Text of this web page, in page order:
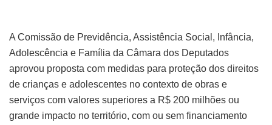
A Comissão de Previdência, Assistência Social, Infância,
Adolescência e Família da Câmara dos Deputados
aprovou proposta com medidas para proteção dos direitos
de crianças e adolescentes no contexto de obras e
serviços com valores superiores a R$ 200 milhões ou
grande impacto no território, com ou sem financiamento